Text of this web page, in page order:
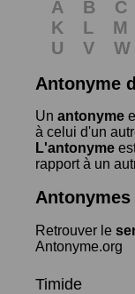
A B C
K
L M
U
V W
Antonyme
Un antonyme
à celui d'un
L'antonyme
rapport à un
Retrouver le
Antonyme.org
Timide